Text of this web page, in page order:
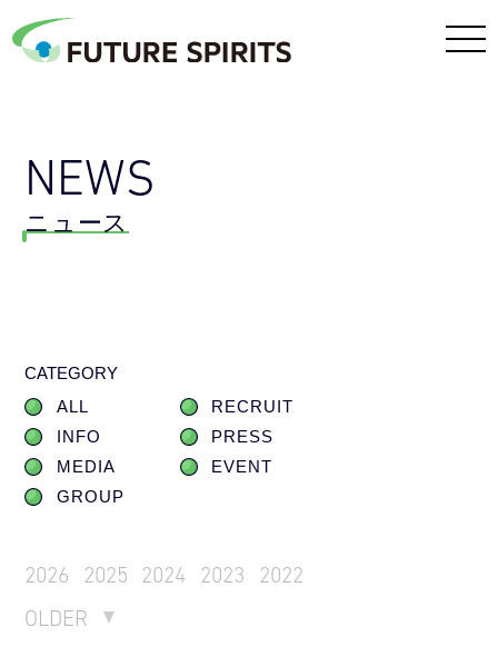
NEWS
ニュース
CATEGORY
ALL
RECRUIT
INFO
PRESS
MEDIA
EVENT
GROUP
2026 2025 2024 2023
2022
OLDER